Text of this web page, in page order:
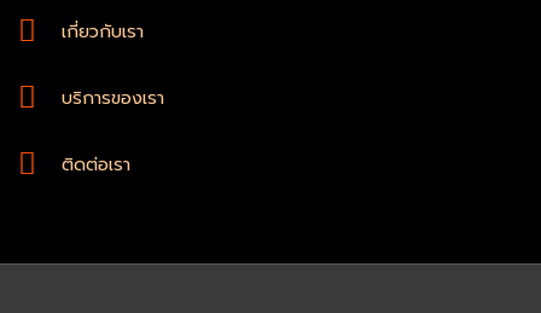
เกี่ยวกับเรา
บริการของเรา
ติดต่อเรา